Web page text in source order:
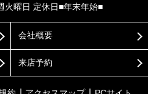
火曜日 定休日■年末年始■
会社概要
来店予約